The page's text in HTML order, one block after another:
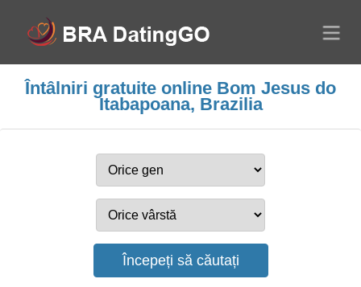
Întâlniri gratuite online Bom Jesus do
Itabapoana, Brazilia